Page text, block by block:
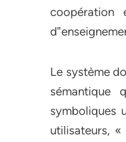
coopération
Le système
sémantique
symboliques
utilisateurs,